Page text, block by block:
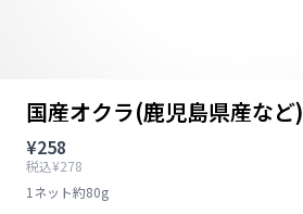
国産オクラ(鹿児島県産など)
¥258
税込¥278
1ネット約80g